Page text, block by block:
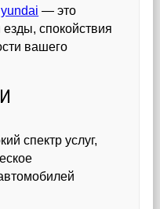
— это
спокойствия
вашего
спектр услуг,